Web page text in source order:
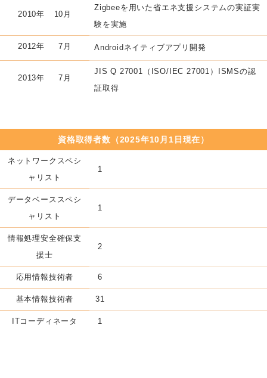
2010年 10月
Zigbeeを用いた省エネ支援システムの実証実
験を実施
2012年 7月 Androidネイティブアプリ開発
2013年 7月
JIS Q 27001（ISO/IEC 27001）ISMSの認
証取得
資格取得者数（2025年10月1日現在）
ネットワークスペシ
ャリスト
1
データベーススペシ
ャリスト
1
情報処理安全確保支
援士
2
応用情報技術者 6
基本情報技術者 31
ITコーディネータ 1